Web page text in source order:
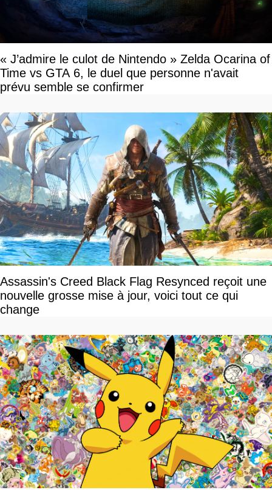
« J’admire le culot de Nintendo » Zelda Ocarina of
Time vs GTA 6, le duel que personne n'avait
prévu semble se confirmer
Assassin's Creed Black Flag Resynced reçoit une
nouvelle grosse mise à jour, voici tout ce qui
change